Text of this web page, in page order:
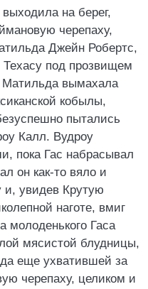
на берег,
черепаху,
Джейн Робертс,
под прозвищем
вымахала
кобылы,
пытались
Калл. Вудроу
пока Гас набрасывал
он как-то вяло и
и, увидев Крутую
наготе, вмиг
молоденького Гаса
мясистой блудницы,
еще ухватившей за
черепаху, целиком и